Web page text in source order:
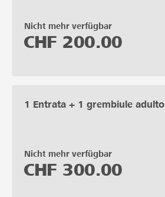
Nicht mehr verfügbar
CHF 200.00
1 Entrata + 1 grembiule adulto
Nicht mehr verfügbar
CHF 300.00